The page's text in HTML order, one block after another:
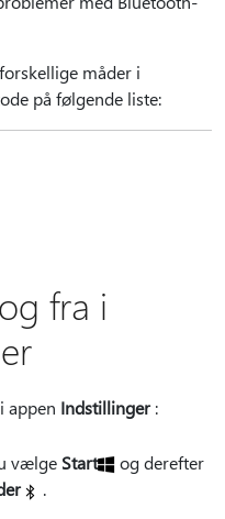
måder i
på følgende liste:
fra i
appen Indstillinger:
vælge Start
og derefter
.